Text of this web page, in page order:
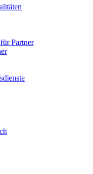
Partner